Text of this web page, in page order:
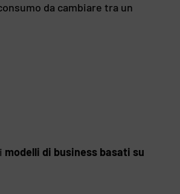
da cambiare tra un
modelli di business basati su